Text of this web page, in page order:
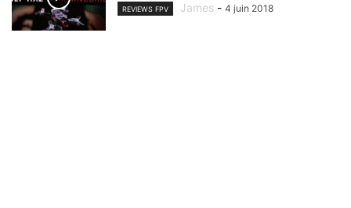
REVIEWS FPV James - 4 juin 2018